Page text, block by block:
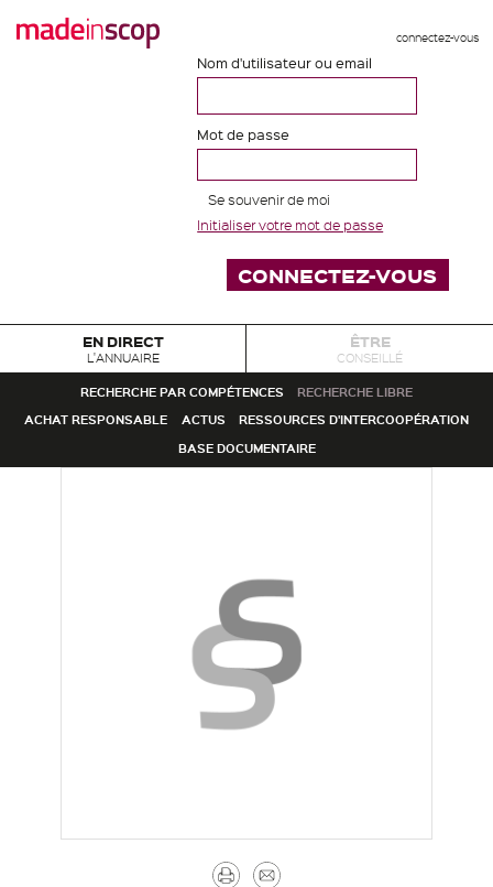
connectez-vous
Nom d'utilisateur ou email
Mot de passe
Se souvenir de moi
Initialiser votre mot de passe
EN DIRECT
L'ANNUAIRE
ÊTRE
CONSEILLÉ
RECHERCHE PAR COMPÉTENCES
RECHERCHE LIBRE
ACHAT RESPONSABLE
ACTUS
RESSOURCES D'INTERCOOPÉRATION
BASE DOCUMENTAIRE
Imprimer